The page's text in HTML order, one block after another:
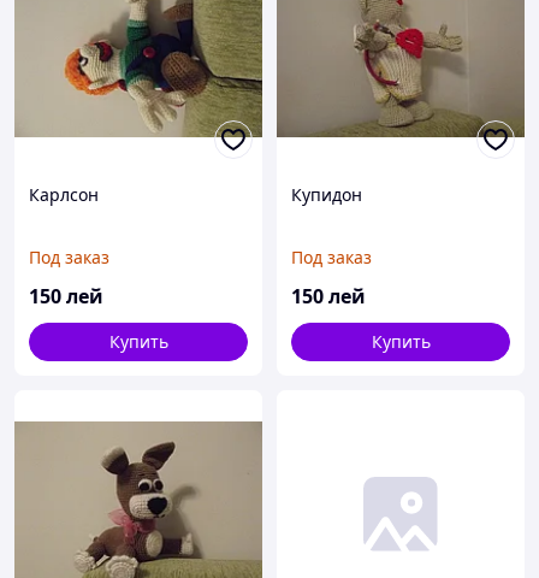
Карлсон
Под заказ
150лей
Купить
Купидон
Под заказ
150лей
Купить